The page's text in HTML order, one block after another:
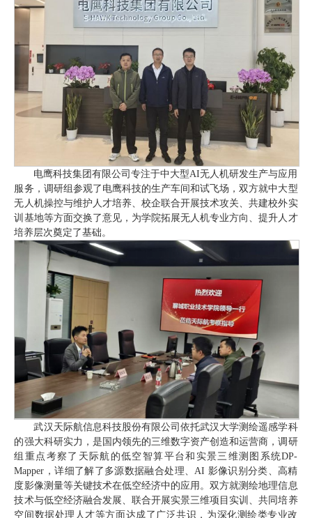
电鹰科技集团有限公司专注于中大型AI无人机研发生产与应用
服务，调研组参观了电鹰科技的生产车间和试飞场，双方就中大型
无人机操控与维护人才培养、校企联合开展技术攻关、共建校外实
训基地等方面交换了意见，为学院拓展无人机专业方向、提升人才
培养层次奠定了基础。
武汉天际航信息科技股份有限公司依托武汉大学测绘遥感学科
的强大科研实力，是国内领先的三维数字资产创造和运营商，调研
组重点考察了天际航的低空智算平台和实景三维测图系统DP-
Mapper，详细了解了多源数据融合处理、AI 影像识别分类、高精
度影像测量等关键技术在低空经济中的应用。双方就测绘地理信息
技术与低空经济融合发展、联合开展实景三维项目实训、共同培养
空间数据处理人才等方面达成了广泛共识，为深化测绘类专业改